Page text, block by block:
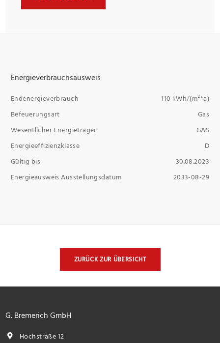
Energieverbrauchsausweis
Endenergieverbrauch
110 kWh/(m²*a)
Befeuerungsart
Gas
Wesentlicher Energieträger
GAS
Energieeffizienzklasse
D
Gültig bis
30.08.2023
Energieausweis Ausstellungsdatum
2033-08-29
ZURÜCK ZUR ÜBERSICHT
G. Bremerich GmbH
Hochstraße 12